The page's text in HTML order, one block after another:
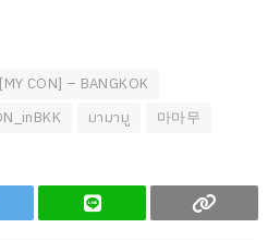
CON] – BANGKOK
มามามู 마마무
Line Copy